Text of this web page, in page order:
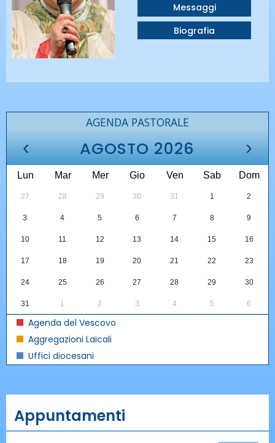
Messaggi
Biografia
AGENDA PASTORALE
‹ AGOSTO 2026 ›
Lun Mar Mer Gio Ven Sab Dom
27 28 29 30 31 1 2
3 4 5 6 7 8 9
10 11 12 13 14 15 16
17 18 19 20 21 22 23
24 25 26 27 28 29 30
31 1 2 3 4 5 6
Agenda del Vescovo
Aggregazioni Laicali
Uffici diocesani
Appuntamenti